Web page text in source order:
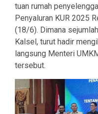
tuan rumah
Penyaluran KUR 2025
(18/6). Dimana
Kalsel, turut hadir
langsung Menteri
tersebut.